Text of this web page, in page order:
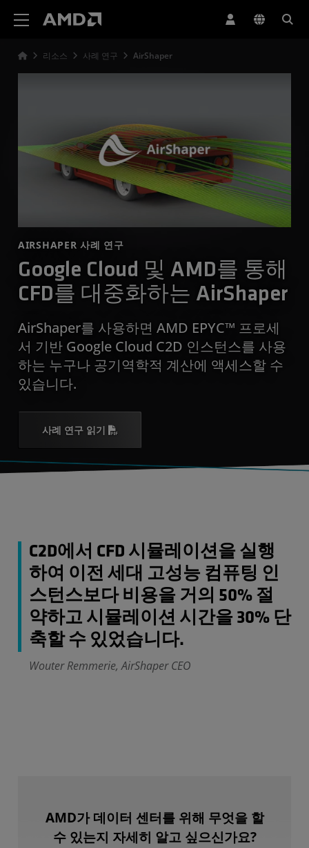
리소스 사례 연구 AirShaper
AIRSHAPER 사례 연구
Google Cloud 및 AMD를 통해
CFD를 대중화하는 AirShaper
AirShaper를 사용하면 AMD EPYC™ 프로세
서 기반 Google Cloud C2D 인스턴스를 사용
하는 누구나 공기역학적 계산에 액세스할 수
있습니다.
사례 연구 읽기
C2D에서 CFD 시뮬레이션을 실행
하여 이전 세대 고성능 컴퓨팅 인
스턴스보다 비용을 거의 50% 절
약하고 시뮬레이션 시간을 30% 단
축할 수 있었습니다.
Wouter Remmerie, AirShaper CEO
AMD가 데이터 센터를 위해 무엇을 할
수 있는지 자세히 알고 싶으신가요?